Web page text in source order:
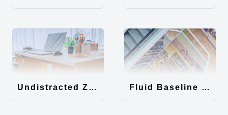
Undistracted Zen主题汉化包 Fluid Baseline Grid主题汉化包